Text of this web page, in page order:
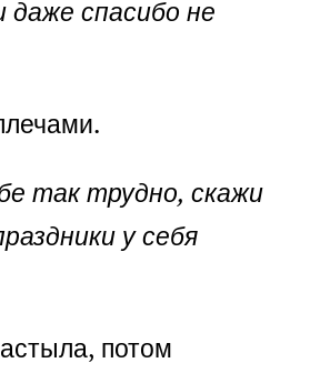
даже спасибо не
так трудно, скажи
у себя
потом